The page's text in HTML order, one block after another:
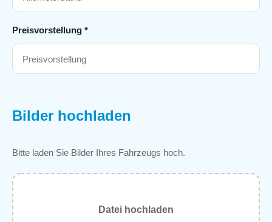
Preisvorstellung *
Bilder hochladen
Bitte laden Sie Bilder Ihres Fahrzeugs hoch.
Datei hochladen